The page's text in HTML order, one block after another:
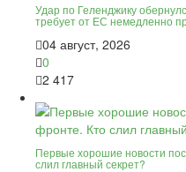
Удар по Геленджику
требует от ЕС немедленно
04 август, 2026
0
2 417
Первые хорошие новости
слил главный секрет?